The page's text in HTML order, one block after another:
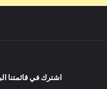
اشترك في قائمتنا